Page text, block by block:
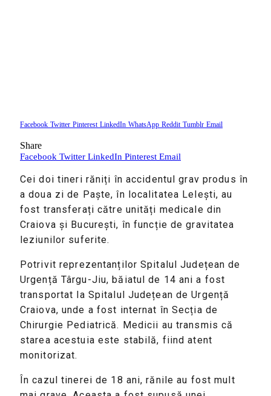
Facebook Twitter Pinterest LinkedIn WhatsApp Reddit Tumblr Email
Share
Facebook Twitter LinkedIn Pinterest Email
Cei doi tineri răniți în accidentul grav produs în
a doua zi de Paște, în localitatea Lelești, au
fost transferați către unități medicale din
Craiova și București, în funcție de gravitatea
leziunilor suferite.
Potrivit reprezentanțilorSpitalul Județean de
Urgență Târgu-Jiu, băiatul de 14 ani a fost
transportat la Spitalul Județean de Urgență
Craiova, unde a fost internat în Secția de
Chirurgie Pediatrică. Medicii au transmis că
starea acestuia este stabilă, fiind atent
monitorizat.
În cazul tinerei de 18 ani, rănile au fost mult